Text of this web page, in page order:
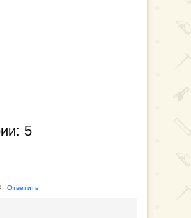
5
Ответить